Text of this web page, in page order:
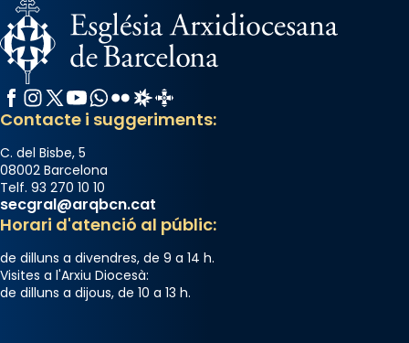
Facebook
Instagram
X / Twitter
YouTube
WhatsApp
FlickrRadio Estel
Catalunya Cristiana
Contacte i suggeriments:
C. del Bisbe, 5
08002 Barcelona
Telf. 93 270 10 10
secgral@arqbcn.cat
Horari d'atenció al públic:
de dilluns a divendres, de 9 a 14 h.
Visites a l'Arxiu Diocesà:
de dilluns a dijous, de 10 a 13 h.